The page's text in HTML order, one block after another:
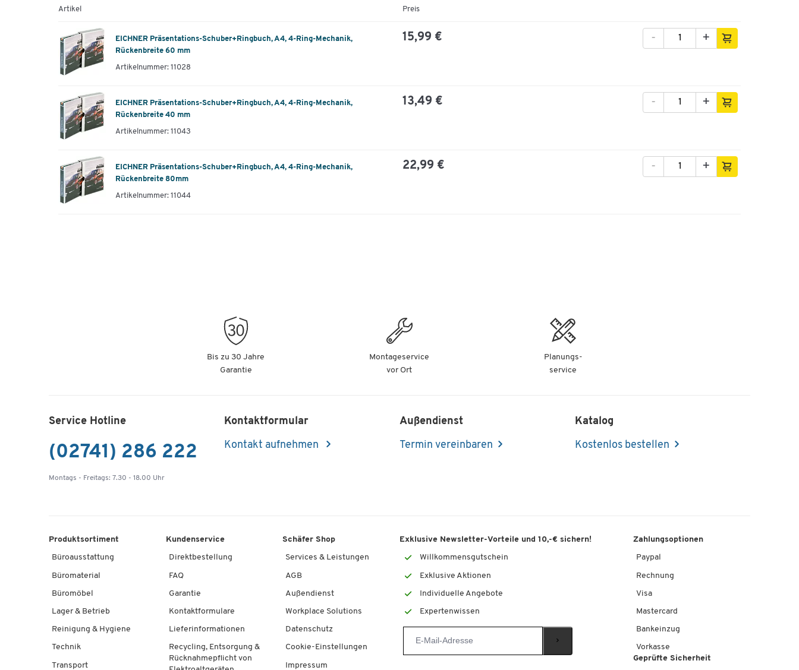
Artikel Preis
EICHNER Präsentations-Schuber+Ringbuch, A4, 4-Ring-Mechanik,
Rückenbreite 60 mm
Artikelnummer: 11028
15,99 € +
-
EICHNER Präsentations-Schuber+Ringbuch, A4, 4-Ring-Mechanik,
Rückenbreite 40 mm
Artikelnummer: 11043
13,49 € +
-
EICHNER Präsentations-Schuber+Ringbuch, A4, 4-Ring-Mechanik,
Rückenbreite 80mm
Artikelnummer: 11044
22,99 € +
-
Bis zu 30 Jahre
Garantie
Montageservice
vor Ort
Planungs-
service
Service Hotline
(02741) 286 222
Montags - Freitags: 7.30 - 18.00 Uhr
Kontaktformular
Kontakt aufnehmen
Außendienst
Termin vereinbaren
Katalog
Kostenlos bestellen
Produktsortiment
Büroausstattung
Büromaterial
Büromöbel
Lager & Betrieb
Reinigung & Hygiene
Technik
Transport
Kundenservice
Direktbestellung
FAQ
Garantie
Kontaktformulare
Lieferinformationen
Recycling, Entsorgung &
Rücknahmepflicht von
Schäfer Shop
Services & Leistungen
AGB
Außendienst
Workplace Solutions
Datenschutz
Cookie-Einstellungen
Impressum
Exklusive Newsletter-Vorteile und 10,-€ sichern!
Willkommensgutschein
Exklusive Aktionen
Individuelle Angebote
Expertenwissen
Zahlungsoptionen
Paypal
Rechnung
Visa
Mastercard
Bankeinzug
Vorkasse
Geprüfte Sicherheit